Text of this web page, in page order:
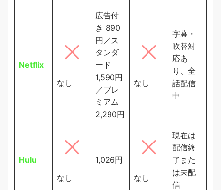
Netflix
なし
広告付
き 890
円／ス
タンダ
ード
1,590円
／プレ
ミアム
2,290円
なし
字幕・
吹替対
応あ
り、全
話配信
中
Hulu
なし
1,026円
なし
現在は
配信終
了また
は未配
信